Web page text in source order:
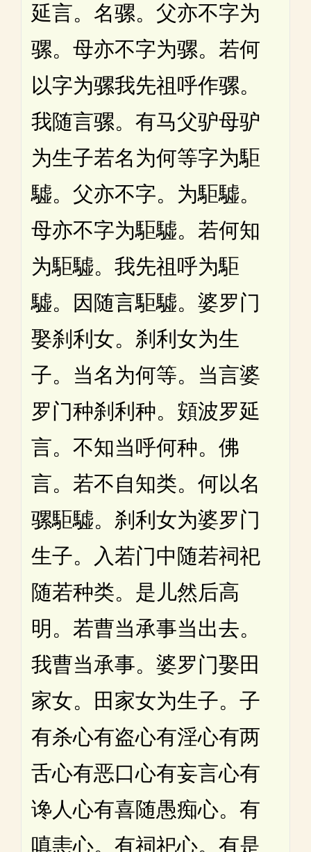
延言。名骡。父亦不字为
骡。母亦不字为骡。若何
以字为骡我先祖呼作骡。
我随言骡。有马父驴母驴
为生子若名为何等字为駏
驉。父亦不字。为駏驉。
母亦不字为駏驉。若何知
为駏驉。我先祖呼为駏
驉。因随言駏驉。婆罗门
娶刹利女。刹利女为生
子。当名为何等。当言婆
罗门种刹利种。頞波罗延
言。不知当呼何种。佛
言。若不自知类。何以名
骡駏驉。刹利女为婆罗门
生子。入若门中随若祠祀
随若种类。是儿然后高
明。若曹当承事当出去。
我曹当承事。婆罗门娶田
家女。田家女为生子。子
有杀心有盗心有淫心有两
舌心有恶口心有妄言心有
谗人心有喜随愚痴心。有
嗔恚心。有祠祀心。有是